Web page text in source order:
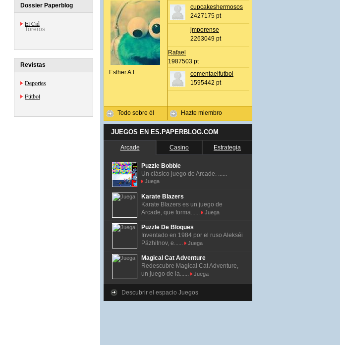
Dossier Paperblog
El Cid
Toreros
Revistas
Deportes
Fútbol
Esther A.l.
Todo sobre él
cupcakeshermosos
2427175 pt
jmporense
2263049 pt
Rafael
1987503 pt
comentaelfutbol
1595442 pt
Hazte miembro
JUEGOS EN ES.PAPERBLOG.COM
Arcade Casino Estrategia
Puzzle Bobble
Un clásico juego de Arcade. ......
Juega
Karate Blazers
Karate Blazers es un juego de
Arcade, que forma......
Juega
Puzzle De Bloques
Inventado en 1984 por el ruso Alekséi
Pázhitnov, e......
Juega
Magical Cat Adventure
Redescubre Magical Cat Adventure,
un juego de la......
Juega
Descubrir el espacio Juegos